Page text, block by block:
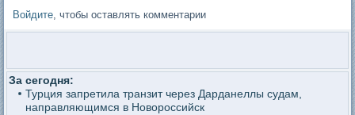
Войдите, чтобы оставлять комментарии
За сегодня:
Турция запретила транзит через Дарданеллы судам,
направляющимся в Новороссийск